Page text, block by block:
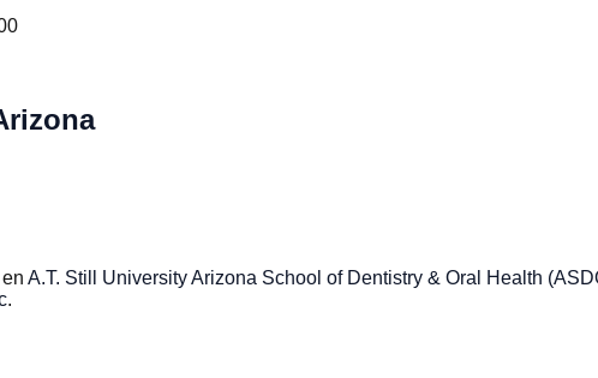
A.T. Still University Arizona School of Dentistry & Oral Health
.